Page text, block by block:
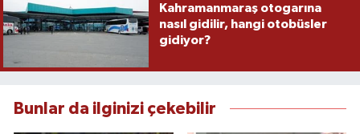
Kahramanmaraş otogarına
nasıl gidilir, hangi otobüsler
gidiyor?
Bunlar da ilginizi çekebilir